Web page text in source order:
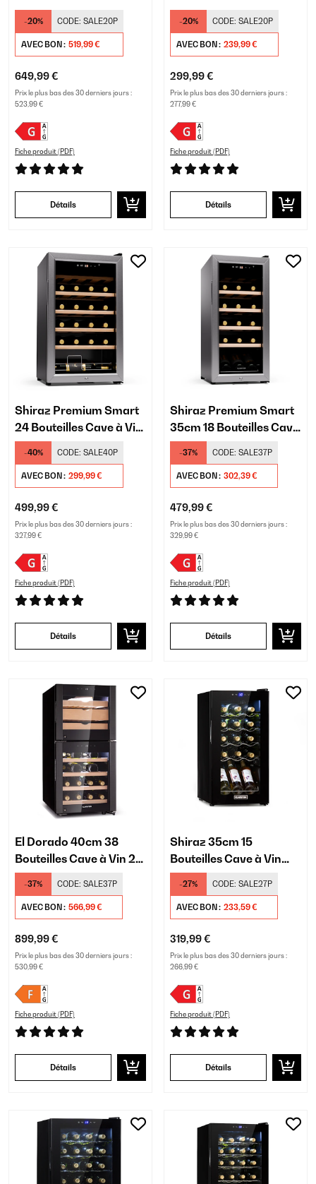
Zones Argent
-20% CODE: SALE20P
AVEC BON : 519,99 €
649,99 €
Prix le plus bas des 30 derniers jours :
523,99 €
Fiche produit (PDF)
Détails
Noir
-20% CODE: SALE20P
AVEC BON : 239,99 €
299,99 €
Prix le plus bas des 30 derniers jours :
277,99 €
Fiche produit (PDF)
Détails
Shiraz Premium Smart
24 Bouteilles Cave à Vin
Argent
-40% CODE: SALE40P
AVEC BON : 299,99 €
499,99 €
Prix le plus bas des 30 derniers jours :
327,99 €
Fiche produit (PDF)
Détails
Shiraz Premium Smart
35cm 18 Bouteilles Cave
à Vin Argent
-37% CODE: SALE37P
AVEC BON : 302,39 €
479,99 €
Prix le plus bas des 30 derniers jours :
329,99 €
Fiche produit (PDF)
Détails
El Dorado 40cm 38
Bouteilles Cave à Vin 2
Zones Noir
-37% CODE: SALE37P
AVEC BON : 566,99 €
899,99 €
Prix le plus bas des 30 derniers jours :
530,99 €
Fiche produit (PDF)
Détails
Shiraz 35cm 15
Bouteilles Cave à Vin
Noir
-27% CODE: SALE27P
AVEC BON : 233,59 €
319,99 €
Prix le plus bas des 30 derniers jours :
266,99 €
Fiche produit (PDF)
Détails